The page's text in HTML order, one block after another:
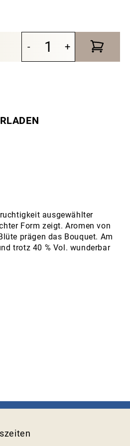
- +
ausgewählter
Form zeigt. Aromen von
prägen das Bouquet. Am
trotz 40 % Vol. wunderbar